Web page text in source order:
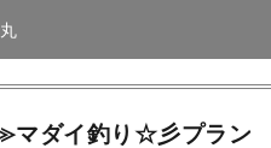
マダイ釣り☆彡プラン